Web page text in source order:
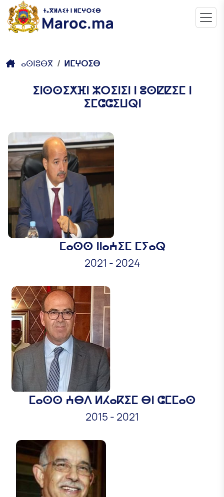
ⴰⵙⵏⵓⴱⴳ ⵍⵎⵖⵔⵉⴱ
ⵉⵏⵙⵙⵉⵅⴼⵏ ⵣⵔⵉⵏⵉⵏ ⵏ ⵓⵙⵇⵇⵉⵎ ⵏ
ⵉⵎⵛⵛⵉⵡⵕⵏ
ⵎⴰⵙⵙ ⵏⵏⴰⵄⵉⵎ ⵎⵢⴰⵕ
2021 - 2024
ⵎⴰⵙⵙ ⵄⴱⴷ ⵍⵃⴰⴽⵉⵎ ⴱⵏ ⵛⵎⵎⴰⵙ
2015 - 2021